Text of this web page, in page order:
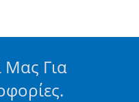
Μας Για